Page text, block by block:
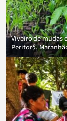
Viveiro de mudas
Peritoró,